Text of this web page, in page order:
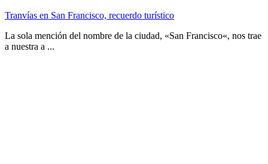
Tranvías en San Francisco, recuerdo turístico
La sola mención del nombre de la ciudad, «San Francisco«, nos trae
a nuestra a ...